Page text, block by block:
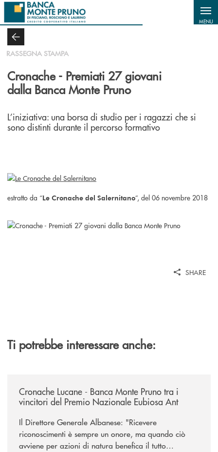
Salta al contenuto principale
MENU
RASSEGNA STAMPA
Cronache - Premiati 27 giovani
dalla Banca Monte Pruno
L’iniziativa: una borsa di studio per i ragazzi che si
sono distinti durante il percorso formativo
estratto da “Le Cronache del Salernitano”, del 06 novembre 2018
SHARE
Ti potrebbe interessare anche:
Cronache Lucane - Banca Monte Pruno tra i
vincitori del Premio Nazionale Eubiosa Ant
Il Direttore Generale Albanese: "Ricevere
riconoscimenti è sempre un onore, ma quando ciò
avviene per azioni di natura benefica il tutto